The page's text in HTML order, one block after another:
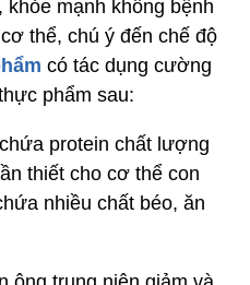
khỏe mạnh không bệnh
thể, chú ý đến chế độ
có tác dụng cường
phẩm sau:
protein chất lượng
thiết cho cơ thể con
nhiều chất béo, ăn